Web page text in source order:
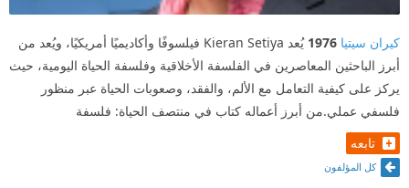
كيران سيتيا 1976
يُعد Kieran Setiya فيلسوفًا وأكاديميًا أمريكيًا، ويُعد من
أبرز الباحثين المعاصرين في الفلسفة الأخلاقية وفلسفة الحياة اليومية، حيث
يركز على كيفية التعامل مع الألم، والفقد، وصعوبات الحياة عبر منظور
فلسفي عملي.من أبرز أعماله كتاب في منتصف الحياة: فلسفة
تابعه
كل المؤلفون